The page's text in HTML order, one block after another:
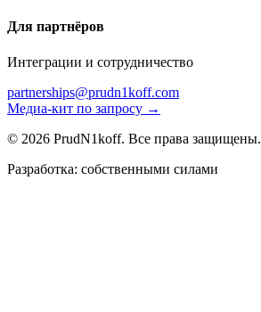
Для партнёров
Интеграции и сотрудничество
partnerships@prudn1koff.com
Медиа-кит по запросу →
© 2026 PrudN1koff. Все права защищены.
Разработка: собственными силами